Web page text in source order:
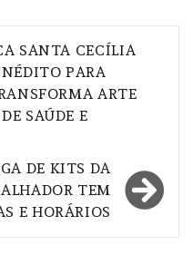
SANTA CECÍLIA
PARA
ARTE
SAÚDE E
DE KITS DA
TEM
E HORÁRIOS